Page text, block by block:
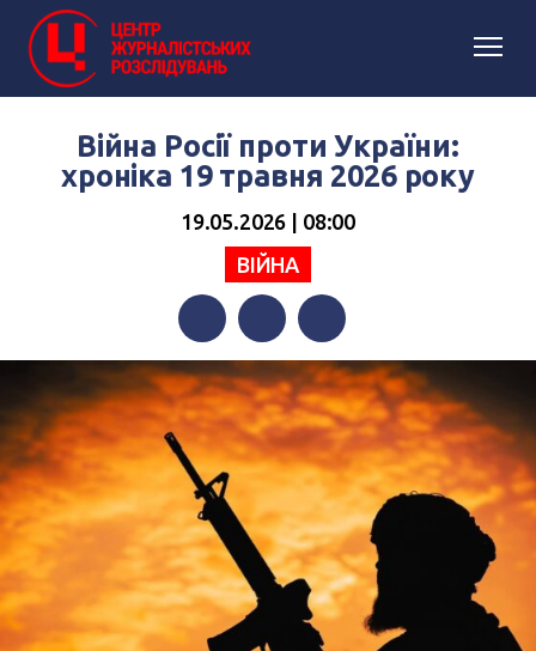
Війна Росії проти України:
хроніка 19 травня 2026 року
19.05.2026 | 08:00
ВІЙНА
FacebookTwitterTelegram